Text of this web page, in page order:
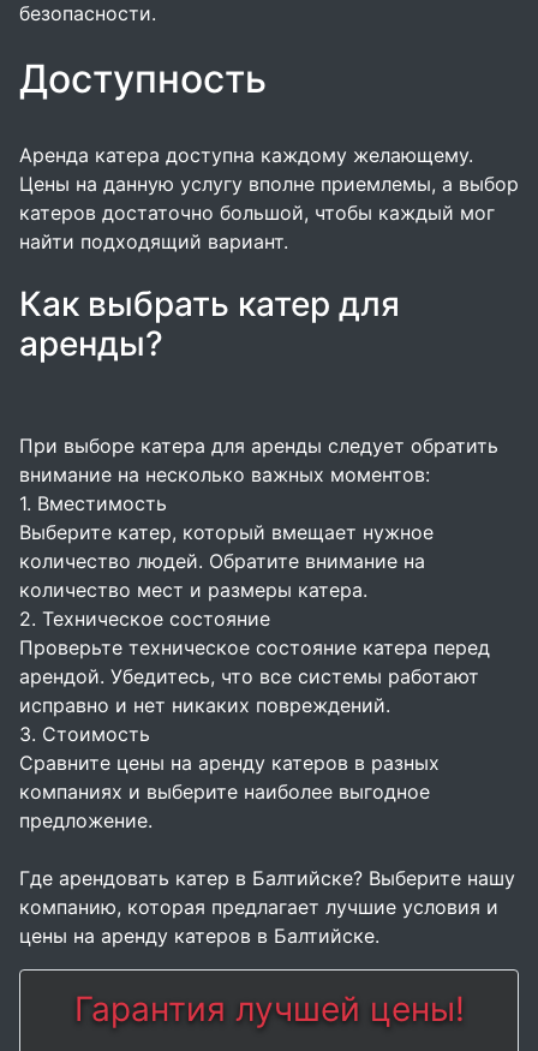
безопасности.
Доступность
Аренда катера доступна каждому желающему.
Цены на данную услугу вполне приемлемы, а выбор
катеров достаточно большой, чтобы каждый мог
найти подходящий вариант.
Как выбрать катер для
аренды?
При выборе катера для аренды следует обратить
внимание на несколько важных моментов:
1. Вместимость
Выберите катер, который вмещает нужное
количество людей. Обратите внимание на
количество мест и размеры катера.
2. Техническое состояние
Проверьте техническое состояние катера перед
арендой. Убедитесь, что все системы работают
исправно и нет никаких повреждений.
3. Стоимость
Сравните цены на аренду катеров в разных
компаниях и выберите наиболее выгодное
предложение.
Где арендовать катер в Балтийске? Выберите нашу
компанию, которая предлагает лучшие условия и
цены на аренду катеров в Балтийске.
Гарантия лучшей цены!